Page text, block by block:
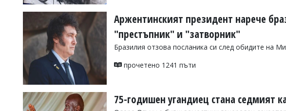
РАЗСЛЕДВАНЕ
Управители:
Веселин
Василев,
v.vasilev@flagman.bg
Аржентинският президент нарече
"престъпник" и "затворник"
Бразилия отзова посланика си след обидите на
прочетено 1241 пъти
75-годишен угандиец стана седмият